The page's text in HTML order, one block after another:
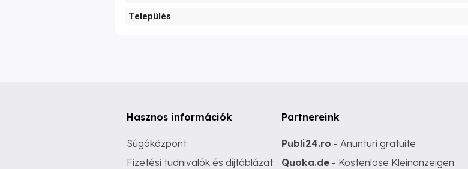
Település
Hasznos információk
Súgóközpont
Fizetési tudnivalók és díjtáblázat
Partnereink
Publi24.ro - Anunturi gratuite
Quoka.de - Kostenlose Kleinanzeigen